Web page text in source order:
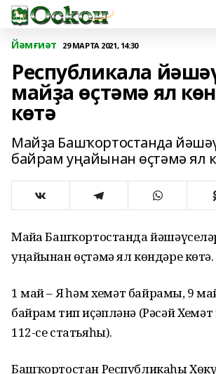
Йәмғиәт 29 МАРТА 2021, 14:30
Республикала
майҙа өҫтәмә ял
көтә
Майҙа Башҡортостанда
байрам уңайынан өҫтәмә ял
Майҙа Башҡортостанда
уңайынан өҫтәмә ял көндәре көтә.
1 май – Яҙ һәм хеҙмәт байрамы, 9
байрам тип иҫәпләнә (Рәсәй
112-се статьяһы).
Башҡортостан Республикаһы